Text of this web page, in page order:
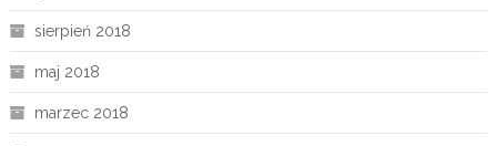
sierpień 2018
maj 2018
marzec 2018